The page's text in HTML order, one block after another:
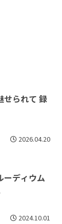
せられて 録
2026.04.20
ーディウム
2024.10.01